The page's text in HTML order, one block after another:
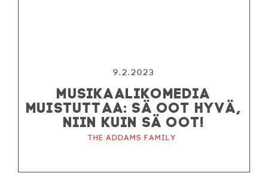
9.2.2023
MUSIKAALIKOMEDIA
MUISTUTTAA: SÄ OOT HYVÄ,
NIIN KUIN SÄ OOT!
The Addams Family